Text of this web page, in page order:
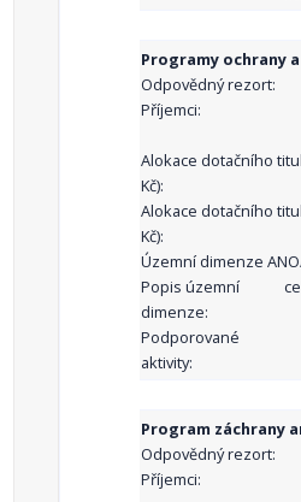
Programy ochrany
Odpovědný rezort:
Příjemci:
Alokace dotačního
Kč):
Alokace dotačního
Kč):
Územní dimenze
Popis územní
dimenze:
Podporované
aktivity:
Program záchrany
Odpovědný rezort:
Příjemci: